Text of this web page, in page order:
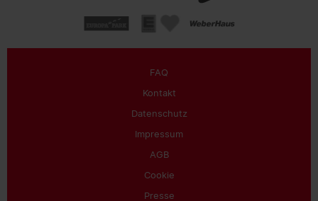
FAQ
Kontakt
Datenschutz
Impressum
AGB
Cookie
Presse